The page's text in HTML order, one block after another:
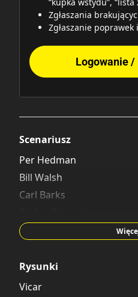
Zgłaszania
Zgłaszanie poprawek
Logowanie
Scenariusz
Per Hedman
Bill Walsh
Carl Barks
Kristian Højsteen
Rysunki
Vicar